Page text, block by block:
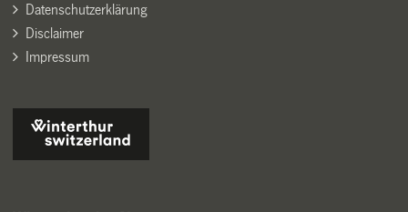
Datenschutzerklärung
Disclaimer
Impressum